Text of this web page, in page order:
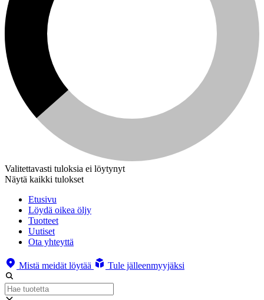
Valitettavasti tuloksia ei löytynyt
Näytä kaikki tulokset
Etusivu
Löydä oikea öljy
Tuotteet
Uutiset
Ota yhteyttä
Mistä meidät löytää Tule jälleenmyyjäksi